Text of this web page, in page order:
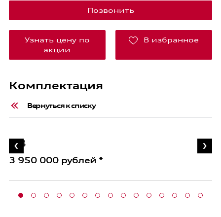
Позвонить
Узнать цену по
акции
В избранное
Комплектация
Вернуться к списку
A3
3 950 000 рублей *